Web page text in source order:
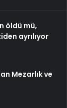
öldü mü,
ayrılıyor
Mezarlık ve